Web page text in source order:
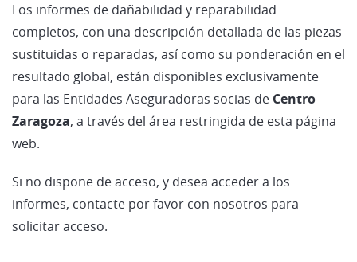
Los informes de dañabilidad y reparabilidad
completos, con una descripción detallada de las piezas
sustituidas o reparadas, así como su ponderación en el
resultado global, están disponibles exclusivamente
para las Entidades Aseguradoras socias de Centro
Zaragoza, a través del área restringida de esta página
web.
Si no dispone de acceso, y desea acceder a los
informes, contacte por favor con nosotros para
solicitar acceso.